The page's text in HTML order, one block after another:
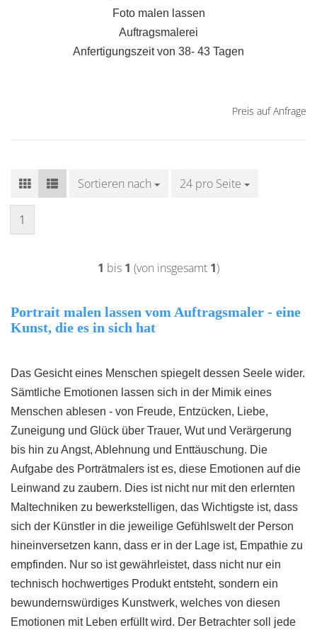
Foto malen las­sen
Auf­trags­ma­le­rei
An­fer­ti­gungs­zeit von 38- 43 Tagen
Preis auf Anfrage
Sortieren nach
Sortieren nach 24 pro Seite
pro Seite
1
1 bis 1 (von insgesamt 1)
Portrait malen lassen vom Auftragsmaler - eine
Kunst, die es in sich hat
Das Gesicht eines Menschen spiegelt dessen Seele wider.
Sämtliche Emotionen lassen sich in der Mimik eines
Menschen ablesen - von Freude, Entzücken, Liebe,
Zuneigung und Glück über Trauer, Wut und Verärgerung
bis hin zu Angst, Ablehnung und Enttäuschung. Die
Aufgabe des Porträtmalers ist es, diese Emotionen auf die
Leinwand zu zaubern. Dies ist nicht nur mit den erlernten
Maltechniken zu bewerkstelligen, das Wichtigste ist, dass
sich der Künstler in die jeweilige Gefühlswelt der Person
hineinversetzen kann, dass er in der Lage ist, Empathie zu
empfinden. Nur so ist gewährleistet, dass nicht nur ein
technisch hochwertiges Produkt entsteht, sondern ein
bewundernswürdiges Kunstwerk, welches von diesen
Emotionen mit Leben erfüllt wird. Der Betrachter soll jede